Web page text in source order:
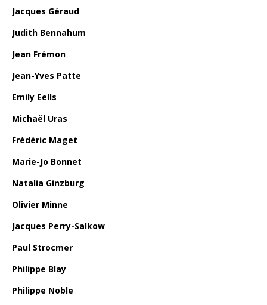
Jacques Géraud
Judith Bennahum
Jean Frémon
Jean-Yves Patte
Emily Eells
Michaël Uras
Frédéric Maget
Marie-Jo Bonnet
Natalia Ginzburg
Olivier Minne
Jacques Perry-Salkow
Paul Strocmer
Philippe Blay
Philippe Noble